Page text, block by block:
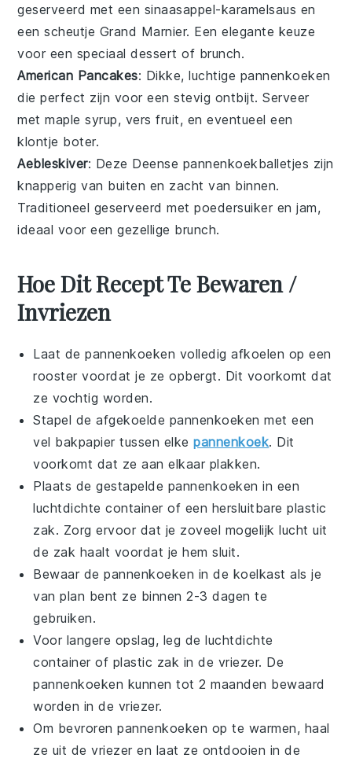
geserveerd met een sinaasappel-karamelsaus en
een scheutje Grand Marnier. Een elegante keuze
voor een speciaal dessert of brunch.
American Pancakes: Dikke, luchtige pannenkoeken
die perfect zijn voor een stevig ontbijt. Serveer
metmaple syrup, vers fruit, en eventueel een
klontje boter.
Aebleskiver: Deze Deense pannenkoekballetjes zijn
knapperig van buiten en zacht van binnen.
Traditioneel geserveerd met poedersuiker en jam,
ideaal voor een gezellige brunch.
Hoe Dit Recept Te Bewaren /
Invriezen
Laat depannenkoeken volledig afkoelen op een
rooster voordat je ze opbergt. Dit voorkomt dat
ze vochtig worden.
Stapel de afgekoelde pannenkoeken met een
vel bakpapier tussen elkepannenkoek. Dit
voorkomt dat ze aan elkaar plakken.
Plaats de gestapelde pannenkoeken in een
luchtdichte container of een hersluitbare plastic
zak. Zorg ervoor dat je zoveel mogelijk lucht uit
de zak haalt voordat je hem sluit.
Bewaar depannenkoeken in de koelkast als je
van plan bent ze binnen 2-3 dagen te
gebruiken.
Voor langere opslag, leg de luchtdichte
container of plastic zak in de vriezer. De
pannenkoeken kunnen tot 2 maanden bewaard
worden in de vriezer.
Om bevrorenpannenkoeken op te warmen, haal
ze uit de vriezer en laat ze ontdooien in de